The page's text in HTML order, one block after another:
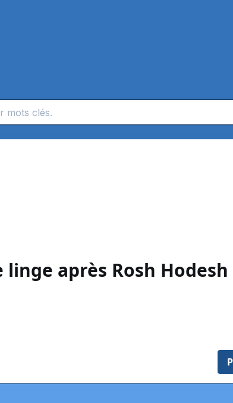
linge après Rosh Hodesh